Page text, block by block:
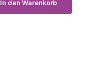
In den Warenkorb